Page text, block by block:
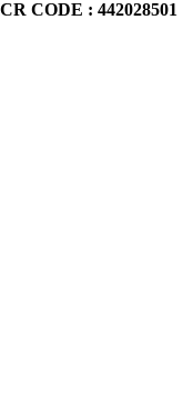
CODE : 442028501